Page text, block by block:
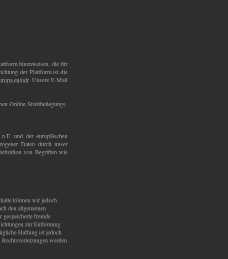
hinzuweisen, die für
der Plattform ist die
odr. Unsere E-Mail
Online-Streitbeilegungs-
und der europäischen
Daten durch unser
von Begriffen wie
können wir jedoch
den allgemeinen
fremde
zur Entfernung
Haftung ist jedoch
werden